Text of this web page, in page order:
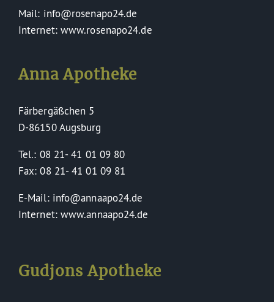
Mail: info@rosenapo24.de
Internet: www.rosenapo24.de
Anna Apotheke
Färbergäßchen 5
D-86150 Augsburg
Tel.: 08 21- 41 01 09 80
Fax: 08 21- 41 01 09 81
E-Mail: info@annaapo24.de
Internet: www.annaapo24.de
Gudjons Apotheke